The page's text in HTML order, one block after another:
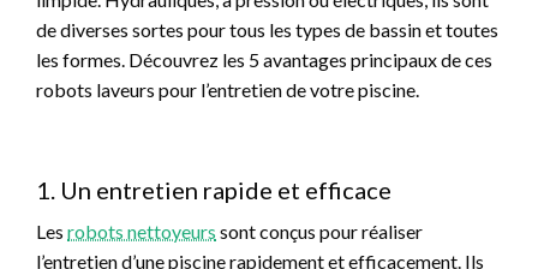
de diverses sortes pour tous les types de bassin et toutes
les formes. Découvrez les 5 avantages principaux de ces
robots laveurs pour l’entretien de votre piscine.
1. Un entretien rapide et efficace
Les robots nettoyeurs sont conçus pour réaliser
l’entretien d’une piscine rapidement et efficacement. Ils